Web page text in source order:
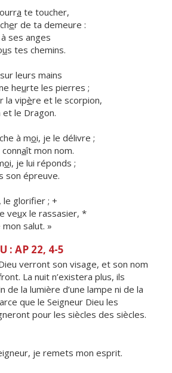
a te toucher,
er de ta demeure :
ses anges
us tes chemins.
leurs mains
heurte les pierres ;
la vipère et le scorpion,
et le Dragon.
à moi, je le délivre ;
aît mon nom.
oi, je lui réponds ;
son épreuve.
le glorifier ; +
veux le rassasier, *
mon salut. »
: AP 22, 4-5
verront son visage, et son nom
La nuit n’existera plus, ils
de la lumière d’une lampe ni de la
que le Seigneur Dieu les
pour les siècles des siècles.
je remets mon esprit.